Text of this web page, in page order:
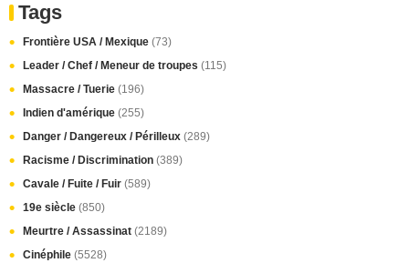
Tags
Frontière USA / Mexique (73)
Leader / Chef / Meneur de troupes (115)
Massacre / Tuerie (196)
Indien d'amérique (255)
Danger / Dangereux / Périlleux (289)
Racisme / Discrimination (389)
Cavale / Fuite / Fuir (589)
19e siècle (850)
Meurtre / Assassinat (2189)
Cinéphile (5528)